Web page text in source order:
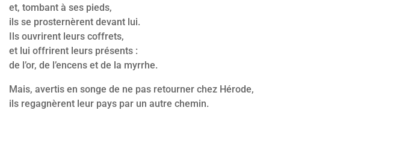
et, tombant à ses pieds,
ils se prosternèrent devant lui.
Ils ouvrirent leurs coffrets,
et lui offrirent leurs présents :
de l’or, de l’encens et de la myrrhe.
Mais, avertis en songe de ne pas retourner chez Hérode,
ils regagnèrent leur pays par un autre chemin.